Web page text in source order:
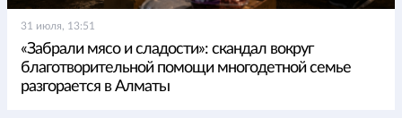
31 июля, 13:51
«Забрали мясо и сладости»: скандал вокруг
благотворительной помощи многодетной семье
разгорается в Алматы